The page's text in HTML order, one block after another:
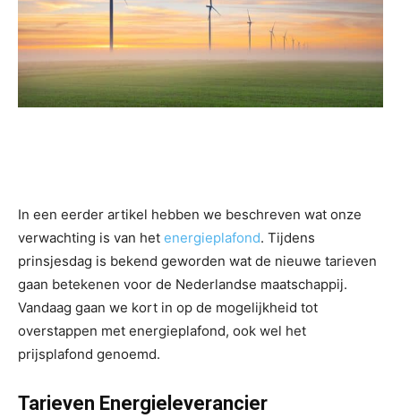
In een eerder artikel hebben we beschreven wat onze
verwachting is van het energieplafond. Tijdens
prinsjesdag is bekend geworden wat de nieuwe tarieven
gaan betekenen voor de Nederlandse maatschappij.
Vandaag gaan we kort in op de mogelijkheid tot
overstappen met energieplafond, ook wel het
prijsplafond genoemd.
Tarieven Energieleverancier